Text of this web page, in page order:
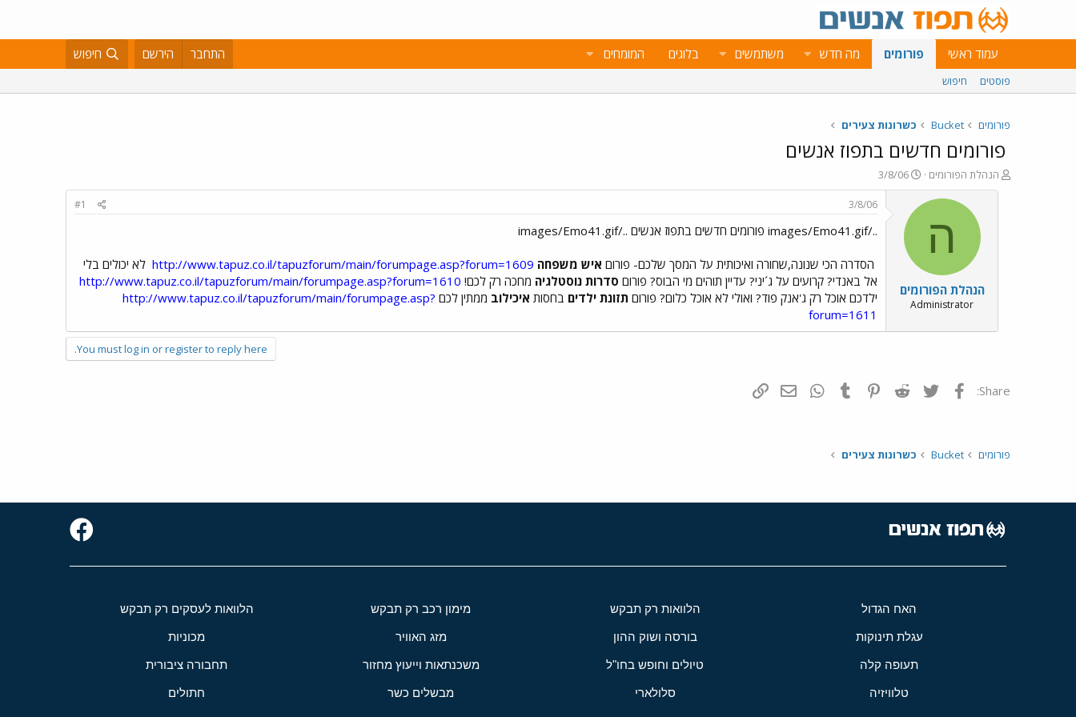
עמוד ראשי פורומים מה חדש משתמשים בלוגים המומחים התחבר הירשם חיפוש
פוסטים חיפוש
פורומים Bucket כשרונות צעירים
פורומים חדשים בתפוז אנשים
פ
ו
הנהלת הפורומים
פ
ו
ס
ם
ב
ת
ר
3/8/06
ה
הנהלת הפורומים
Administrator
3/8/06
#1
../images/Emo41.gif פורומים חדשים בתפוז אנשים ../images/Emo41.gif
הסדרה הכי שנונה,שחורה ואיכותית על המסך שלכם- פורום איש משפחה http://www.tapuz.co.il/tapuzforum/main/forumpage.asp?forum=1609 לא יכולים בלי
אל באנדי? קרועים על ג´יני? עדיין תוהים מי הבוס? פורום סדרות נוסטלגיה מחכה רק לכם! http://www.tapuz.co.il/tapuzforum/main/forumpage.asp?forum=1610
ילדכם אוכל רק ג'אנק פוד? ואולי לא אוכל כלום? פורום תזונת ילדים בחסות איכילוב ממתין לכם http://www.tapuz.co.il/tapuzforum/main/forumpage.asp?
forum=1611
You must log in or register to reply here.
Share: פייסבוק Twitter
Reddit
Pinterest
Tumblr
WhatsAppדואר אלקטרוני
פורומים Bucket כשרונות צעירים
האח הגדול הלוואות רק תבקש מימון רכב רק תבקש הלוואות לעסקים רק תבקש
עגלת תינוקות בורסה ושוק ההון מזג האוויר מכוניות
תעופה קלה טיולים וחופש בחו"ל משכנתאות וייעוץ מחזור תחבורה ציבורית
טלוויזיה סלולארי מבשלים כשר חתולים